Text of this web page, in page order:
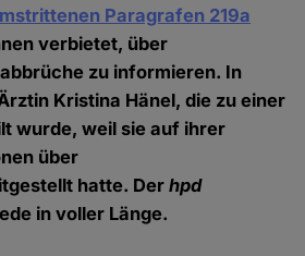
Paragrafen 219a
verbietet, über
zu informieren. In
Kristina Hänel, die zu einer
wurde, weil sie auf ihrer
über
hatte. Derhpd
in voller Länge.